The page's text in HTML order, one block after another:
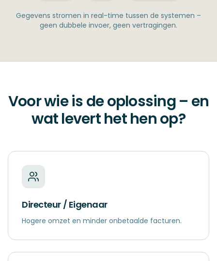
Gegevens stromen in real-time tussen de systemen –
geen dubbele invoer, geen vertragingen.
Voor wie is de oplossing – en
wat levert het hen op?
Directeur / Eigenaar
Hogere omzet en minder onbetaalde facturen.